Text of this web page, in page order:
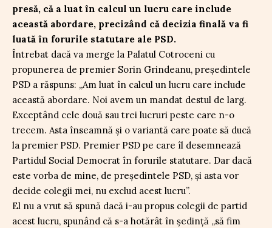
presă, că a luat în calcul un lucru care include
această abordare, precizând că decizia finală va fi
luată în forurile statutare ale PSD.
Întrebat dacă va merge la Palatul Cotroceni cu
propunerea de premier Sorin Grindeanu, președintele
PSD a răspuns: „Am luat în calcul un lucru care include
această abordare. Noi avem un mandat destul de larg.
Exceptând cele două sau trei lucruri peste care n-o
trecem. Asta înseamnă și o variantă care poate să ducă
la premier PSD. Premier PSD pe care îl desemnează
Partidul Social Democrat în forurile statutare. Dar dacă
este vorba de mine, de președintele PSD, și asta vor
decide colegii mei, nu exclud acest lucru”.
El nu a vrut să spună dacă i-au propus colegii de partid
acest lucru, spunând că s-a hotărât în ședință „să fim